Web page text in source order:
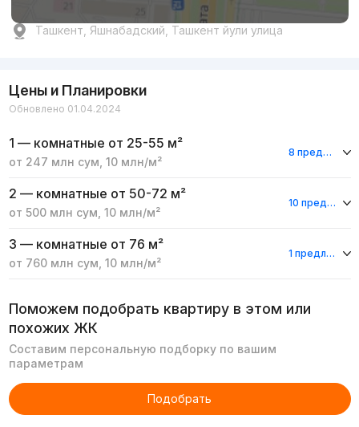
Ташкент, Яшнабадский, Ташкент йули улица
Цены и Планировки
Обновлено 01.04.2024
1 — комнатные от 25-55 м²
от 247 млн сум 10 млн/м²
8 предложений
2 — комнатные от 50-72 м²
от 500 млн сум 10 млн/м²
10 предложений
3 — комнатные от 76 м²
от 760 млн сум 10 млн/м²
1 предложение
Поможем подобрать квартиру в этом или
похожих ЖК
Составим персональную подборку по вашим
параметрам
Подобрать